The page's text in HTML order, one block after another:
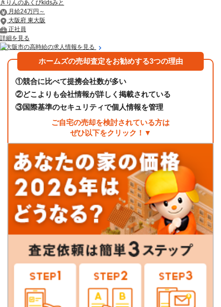
きりんのあくびkidsみと
月給24万円～
大阪府 東大阪
正社員
詳細を見る
東大阪市の高時給の求人情報を見る
ホームズの売却査定をお勧めする3つの理由
①競合に比べて提携会社数が多い
②どこよりも会社情報が詳しく掲載されている
③国際基準のセキュリティで個人情報を管理
ご自宅の売却を検討されている方は
ぜひ以下をクリック！▼